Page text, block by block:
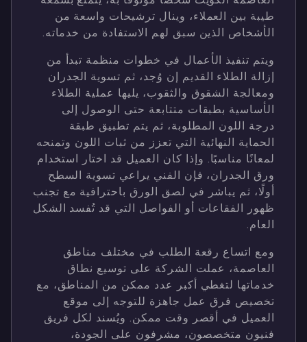
طيبة بين العملاء، وينال ترشيحات واسعة من
الأشخاص الذين سبق لهم الاستفادة من خدماته.
ويتم تنفيذ الأعمال في خطوات منظمة تبدأ من
إزالة الطلاء القديم إن وُجد، ثم تسوية الجدران
ومعالجة الشقوق والثقوب، يليها عملية الطلاء
الأساسية بطبقات متتابعة حتى الوصول إلى
درجة اللون المطلوبة، ثم يتم تطبيق طبقة
الحماية النهائية التي تعزز من ثبات اللون وتمنحه
لمعانًا مناسبًا. وإذا كان العميل قد اختار استخدام
ورق الجدران، فإن الفني يراعي تسوية السطح
أولًا، ثم يباشر في لصق الورق باحترافية مع تجنب
ظهور الفقاعات أو الفواصل التي قد تُفسد الشكل
العام.
ومع اتساع رقعة الطلب في مختلف مناطق
العاصمة، عملت الشركة على توسيع نطاق
خدماتها لتغطي أكبر عدد ممكن من المناطق، مع
تخصيص فرق عمل جاهزة للتوجه إلى موقع
العميل في أقصر وقت ممكن. ويُسند لكل فريق
فنيون متخصصون، مشرفون على الجودة،